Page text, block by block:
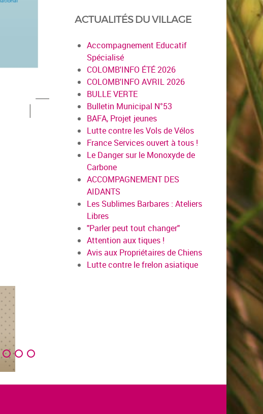
ACTUALITÉS DU VILLAGE
Accompagnement Educatif
Spécialisé
COLOMB'INFO ÉTÉ 2026
COLOMB'INFO AVRIL 2026
BULLE VERTE
Bulletin Municipal N°53
BAFA, Projet jeunes
Lutte contre les Vols de Vélos
France Services ouvert à tous !
Le Danger sur le Monoxyde de
Carbone
ACCOMPAGNEMENT DES
AIDANTS
Les Sublimes Barbares : Ateliers
Libres
"Parler peut tout changer"
Attention aux tiques !
Avis aux Propriétaires de Chiens
Lutte contre le frelon asiatique